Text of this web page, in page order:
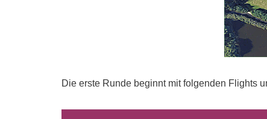
Die erste Runde beginnt mit folgenden Flights